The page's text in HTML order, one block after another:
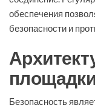
обеспечения
безопасности и
Безопасность